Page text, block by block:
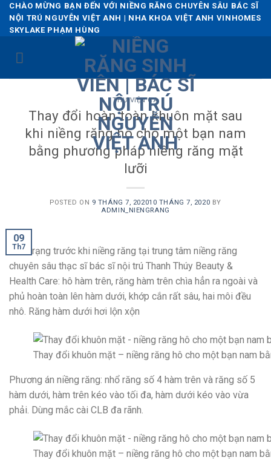
Skip
content
CHÀO MỪNG BẠN ĐẾN VỚI NIỀNG RĂNG CHUYÊN SÂU BÁC SĨ
NỘI TRÚ NGUYỄN VIỆT ANH | NHA KHOA VIỆT ANH VINHOMES
SKYLAKE PHẠM HÙNG
THƯ VIỆN CA
Thay đổi hoàn toàn khuôn mặt sau
khi niềng răng hô cho một bạn nam
bằng phương pháp niềng răng mặt
lưỡi
POSTED ON 9 THÁNG 7, 202010 THÁNG 7, 2020 BY
ADMIN_NIENGRANG
09
Th7
Tình trạng trước khi niềng răng tại trung tâm niềng răng
chuyên sâu thạc sĩ bác sĩ nội trú Thanh Thúy Beauty &
Health Care: hô hàm trên, răng hàm trên chìa hẳn ra ngoài và
phủ hoàn toàn lên hàm dưới, khớp cắn rất sâu, hai môi đều
nhô. Răng hàm dưới hơi lộn xộn
Thay đổi khuôn mặt – niềng răng hô cho một bạn nam
Phương án niềng răng: nhổ răng số 4 hàm trên và răng số 5
hàm dưới, hàm trên kéo vào tối đa, hàm dưới kéo vào vừa
phải. Dùng mắc cài CLB đa rãnh.
Thay đổi khuôn mặt – niềng răng hô cho một bạn nam